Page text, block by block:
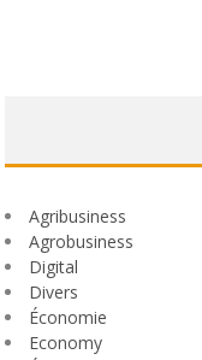
Agribusiness
Agrobusiness
Digital
Divers
Économie
Economy